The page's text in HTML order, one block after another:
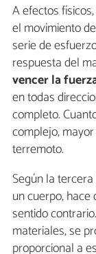
A efectos
el movimiento
serie de
respuesta del
vencer la
en todas
completo.
complejo,
terremoto.
Según la
un cuerpo,
sentido
materiales, se
proporcional a